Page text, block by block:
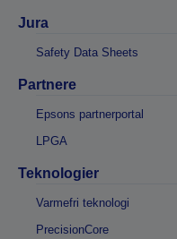
Jura
Safety Data Sheets
Partnere
Epsons partnerportal
LPGA
Teknologier
Varmefri teknologi
PrecisionCore